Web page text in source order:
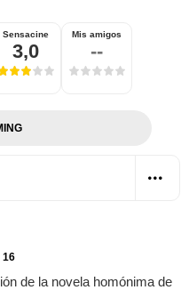
Sensacine
3,0
Mis amigos
--
16
de la novela homónima de